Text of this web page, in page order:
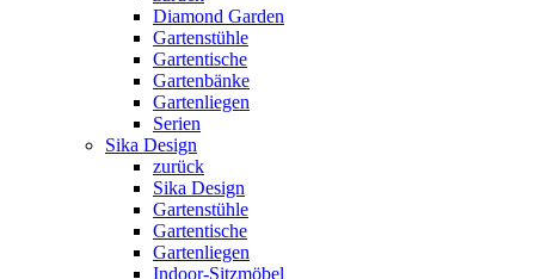
Diamond Garden
Gartenstühle
Gartentische
Gartenbänke
Gartenliegen
Serien
Sika Design
zurück
Sika Design
Gartenstühle
Gartentische
Gartenliegen
Indoor-Sitzmöbel